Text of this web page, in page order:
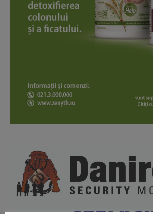
News Week
Magazine PRO